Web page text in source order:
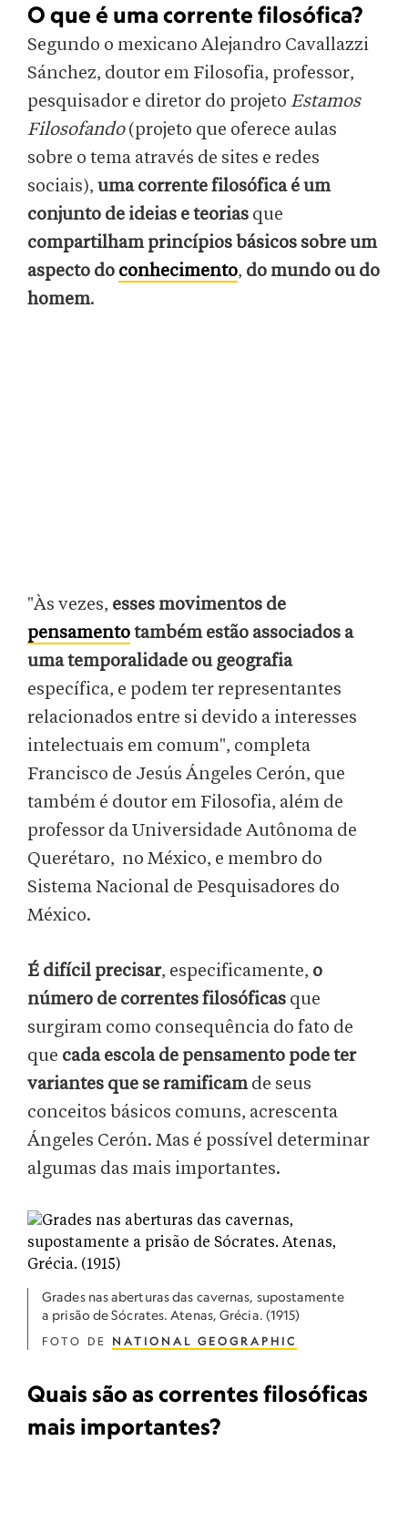
O que é uma corrente filosófica?
Segundo o mexicano Alejandro Cavallazzi
Sánchez, doutor em Filosofia, professor,
pesquisador e diretor do projeto Estamos
Filosofando(projeto que oferece aulas
sobre o tema através de sites e redes
sociais), uma corrente filosófica é um
conjunto de ideias e teorias que
compartilham princípios básicos sobre um
aspecto do conhecimento, do mundo ou do
homem.
"Às vezes, esses movimentos de
pensamentotambém estão associados a
uma temporalidade ou geografia
específica, e podem ter representantes
relacionados entre si devido a interesses
intelectuais em comum", completa
Francisco de Jesús Ángeles Cerón, que
também é doutor em Filosofia, além de
professor da Universidade Autônoma de
Querétaro, no México, e membro do
Sistema Nacional de Pesquisadores do
México.
É difícil precisar, especificamente, o
número de correntes filosóficas que
surgiram como consequência do fato de
que cada escola de pensamento pode ter
variantes que se ramificamde seus
conceitos básicos comuns, acrescenta
Ángeles Cerón. Mas é possível determinar
algumas das mais importantes.
Grades nas aberturas das cavernas, supostamente
a prisão de Sócrates. Atenas, Grécia. (1915)
FOTO DE NATIONAL GEOGRAPHIC
Quais são as correntes filosóficas
mais importantes?